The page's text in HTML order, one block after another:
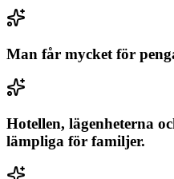
Man får mycket för
Hotellen, lägenheterna
lämpliga för familjer.